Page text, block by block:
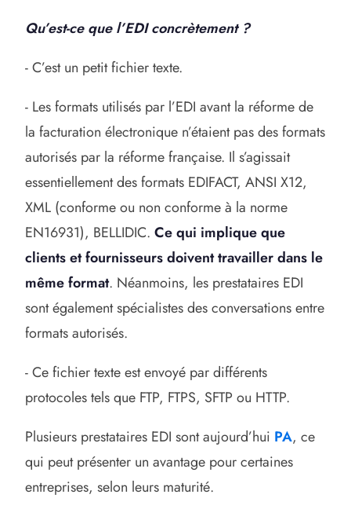
Qu’est-ce que l’EDI concrètement ?
- C’est un petit fichier texte.
- Les formats utilisés par l’EDI avant la réforme de
la facturation électronique n’étaient pas des formats
autorisés par la réforme française. Il s’agissait
essentiellement des formats EDIFACT, ANSI X12,
XML (conforme ou non conforme à la norme
EN16931), BELLIDIC. Ce qui implique que
clients et fournisseurs doivent travailler dans le
même format. Néanmoins, les prestataires EDI
sont également spécialistes des conversations entre
formats autorisés.
- Ce fichier texte est envoyé par différents
protocoles tels que FTP, FTPS, SFTP ou HTTP.
Plusieurs prestataires EDI sont aujourd’hui PA, ce
qui peut présenter un avantage pour certaines
entreprises, selon leurs maturité.